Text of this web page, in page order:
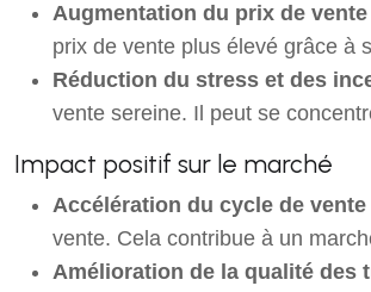
Augmentation du prix de vente
prix de vente plus élevé grâce à
Réduction du stress et des
vente sereine. Il peut se
Impact positif sur le marché
Accélération du cycle de
vente. Cela contribue à un
Amélioration de la qualité des